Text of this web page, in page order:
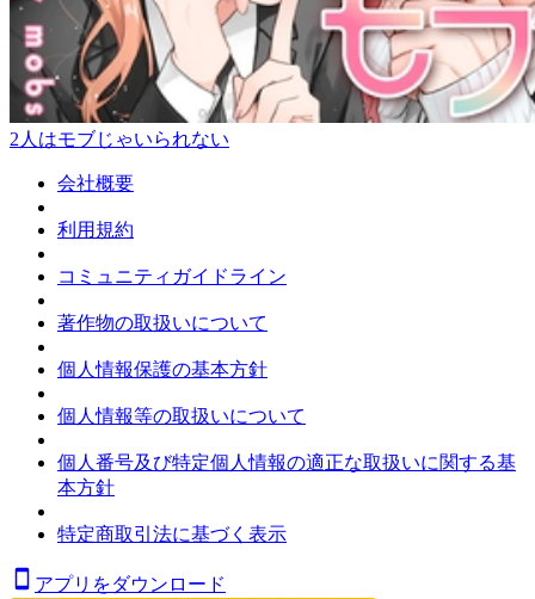
2人はモブじゃいられない
会社概要
利用規約
コミュニティガイドライン
著作物の取扱いについて
個人情報保護の基本方針
個人情報等の取扱いについて
個人番号及び特定個人情報の適正な取扱いに関する基
本方針
特定商取引法に基づく表示
アプリをダウンロード